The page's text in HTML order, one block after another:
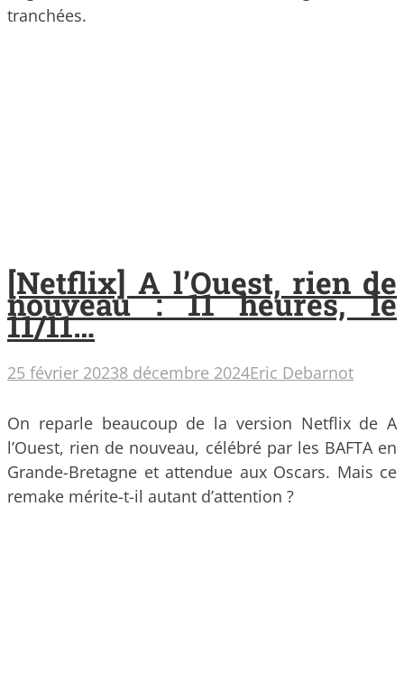
tranchées.
[Netflix] A l’Ouest, rien de
nouveau : 11 heures, le
11/11…
25 février 20238 décembre 2024Eric Debarnot
On reparle beaucoup de la version Netflix de A
l’Ouest, rien de nouveau, célébré par les BAFTA en
Grande-Bretagne et attendue aux Oscars. Mais ce
remake mérite-t-il autant d’attention ?